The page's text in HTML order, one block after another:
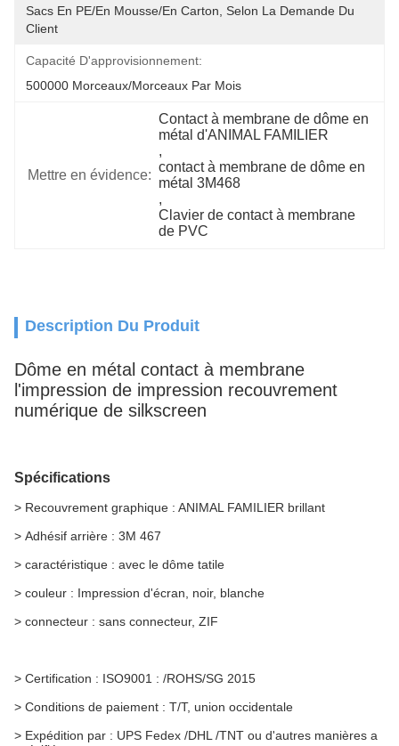
Sacs En PE/en Mousse/en Carton, Selon La Demande Du
Client
Capacité D'approvisionnement:
500000 Morceaux/morceaux Par Mois
Mettre en évidence:
Contact à membrane de dôme en
métal d'ANIMAL FAMILIER
,
contact à membrane de dôme en
métal 3M468
,
Clavier de contact à membrane
de PVC
Description Du Produit
Dôme en métal contact à membrane
l'impression de impression recouvrement
numérique de silkscreen
Spécifications
> Recouvrement graphique : ANIMAL FAMILIER brillant
> Adhésif arrière : 3M 467
> caractéristique : avec le dôme tatile
> couleur : Impression d'écran, noir, blanche
> connecteur : sans connecteur, ZIF
> Certification : ISO9001 : /ROHS/SG 2015
> Conditions de paiement : T/T, union occidentale
> Expédition par : UPS Fedex /DHL /TNT ou d'autres manières a